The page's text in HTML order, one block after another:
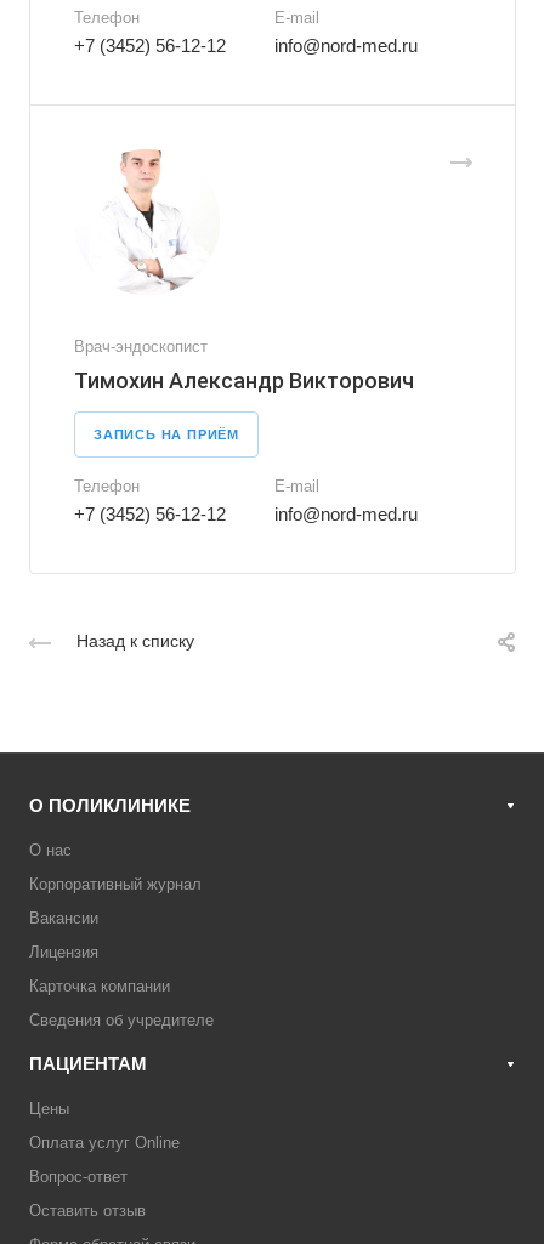
Телефон
+7 (3452) 56-12-12
E-mail
info@nord-med.ru
Врач-эндоскопист
Тимохин Александр Викторович
ЗАПИСЬ НА ПРИЁМ
Телефон
+7 (3452) 56-12-12
E-mail
info@nord-med.ru
Назад к списку
О ПОЛИКЛИНИКЕ
О нас
Корпоративный журнал
Вакансии
Лицензия
Карточка компании
Сведения об учредителе
ПАЦИЕНТАМ
Цены
Оплата услуг Online
Вопрос-ответ
Оставить отзыв